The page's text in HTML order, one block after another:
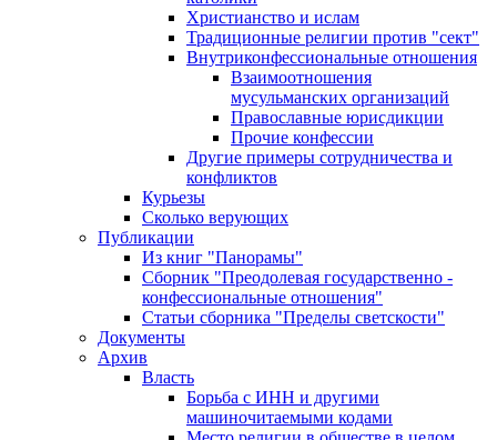
Христианство и ислам
Традиционные религии против "сект"
Внутриконфессиональные отношения
Взаимоотношения
мусульманских организаций
Православные юрисдикции
Прочие конфессии
Другие примеры сотрудничества и
конфликтов
Курьезы
Сколько верующих
Публикации
Из книг "Панорамы"
Сборник "Преодолевая государственно -
конфессиональные отношения"
Статьи сборника "Пределы светскости"
Документы
Архив
Власть
Борьба с ИНН и другими
машиночитаемыми кодами